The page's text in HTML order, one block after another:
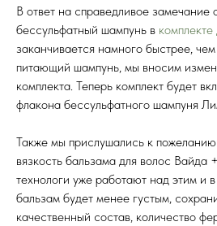
В ответ на справедливое замечание
бессульфатный шампунь в
заканчивается намного быстрее,
питающий шампунь, мы вносим
комплекта. Теперь комплект будет
флакона бессульфатного шампуня
Также мы прислушались к
вязкость бальзама для волос
технологи уже работают над этим и
бальзам будет менее густым,
качественный состав, количество